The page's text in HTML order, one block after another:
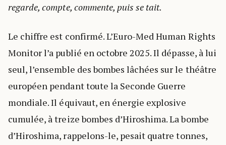
regarde, compte, commente, puis se tait.
Le chiffre est confirmé. L’Euro-Med Human Rights
Monitor l’a publié en octobre 2025. Il dépasse, à lui
seul, l’ensemble des bombes lâchées sur le théâtre
européen pendant toute la Seconde Guerre
mondiale. Il équivaut, en énergie explosive
cumulée, à treize bombes d’Hiroshima. La bombe
d’Hiroshima, rappelons-le, pesait quatre tonnes,